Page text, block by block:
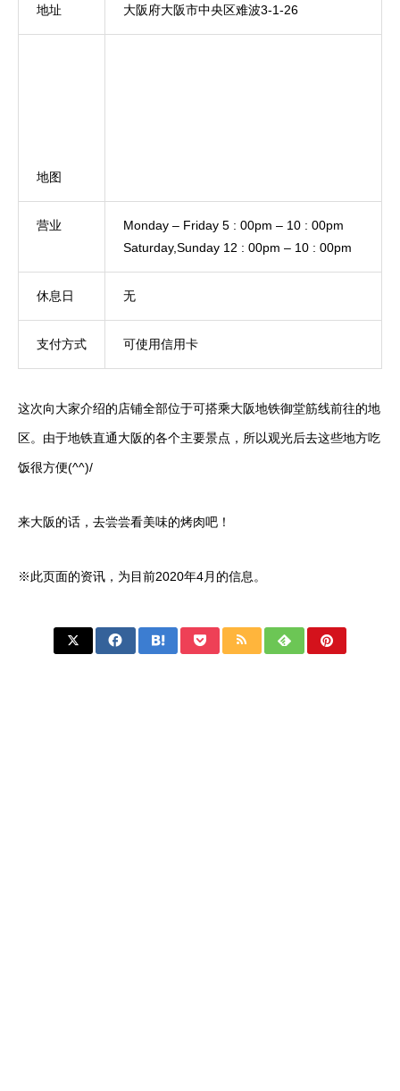
地址 大阪府大阪市中央区难波3-1-26
地图
营业
Monday – Friday 5 : 00pm – 10 : 00pm
Saturday,Sunday 12 : 00pm – 10 : 00pm
休息日 无
支付方式 可使用信用卡
这次向大家介绍的店铺全部位于可搭乘大阪地铁御堂筋线前往的地
区。由于地铁直通大阪的各个主要景点，所以观光后去这些地方吃
饭很方便(^^)/
来大阪的话，去尝尝看美味的烤肉吧！
※此页面的资讯，为目前2020年4月的信息。